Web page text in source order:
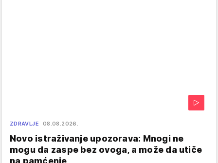
ZDRAVLJE 08.08.2026.
Novo istraživanje upozorava: Mnogi ne
mogu da zaspe bez ovoga, a može da utiče
na pamćenje